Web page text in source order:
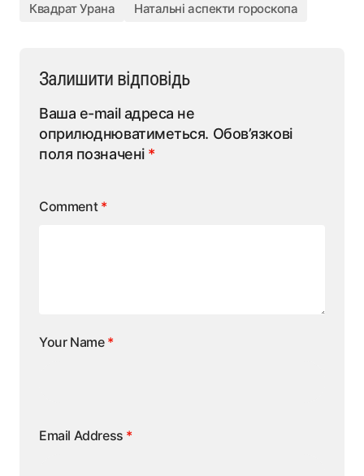
Квадрат Урана
Натальні аспекти гороскопа
Залишити відповідь
Ваша e-mail адреса не
оприлюднюватиметься. Обов’язкові
поля позначені *
Comment *
Your Name *
Email Address *